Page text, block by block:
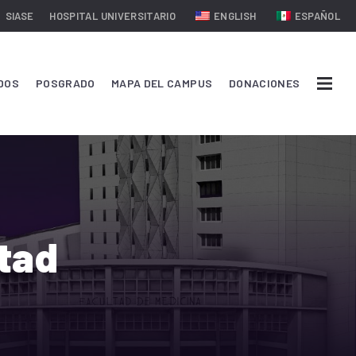
SIASE HOSPITAL UNIVERSITARIO ENGLISH ESPAÑOL
POSGRADO MAPA DEL CAMPUS DONACIONES